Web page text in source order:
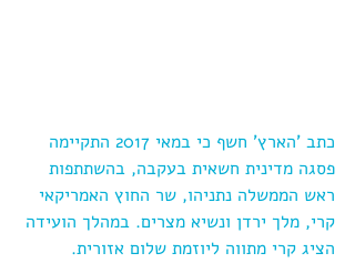
כתב 'הארץ' חשף כי במאי 2017 התקיימה
פסגה מדינית חשאית בעקבה, בהשתתפות
ראש הממשלה נתניהו, שר החוץ האמריקאי
קרי, מלך ירדן ונשיא מצרים. במהלך הועידה
הציג קרי מתווה ליוזמת שלום אזורית.